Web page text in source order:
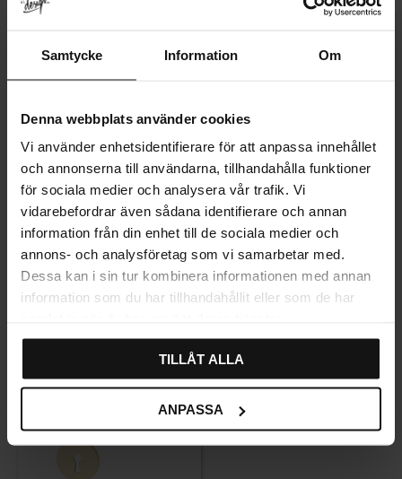
Samtycke Information Om
Denna webbplats använder cookies
Vi använder enhetsidentifierare för att anpassa innehållet
och annonserna till användarna, tillhandahålla funktioner
för sociala medier och analysera vår trafik. Vi
vidarebefordrar även sådana identifierare och annan
information från din enhet till de sociala medier och
annons- och analysföretag som vi samarbetar med.
Dessa kan i sin tur kombinera informationen med annan
information som du har tillhandahållit eller som de har
TILLÅT ALLA
ANPASSA
WC-beslag 262 Messing
339KR
Dørhåndtak Sarven Messing
488 KR